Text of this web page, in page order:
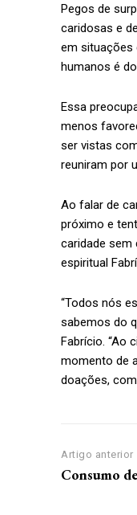
Pegos de
caridosas e
em situações
humanos é
Essa
menos
ser vistas
reuniram por
Ao falar de
próximo e
caridade sem
espiritual
“Todos nós
sabemos do
Fabrício. “Ao
momento de
doações,
Artigo anterior
Consumo